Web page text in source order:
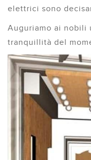
elettrici sono
Auguriamo ai nobili
tranquillità del